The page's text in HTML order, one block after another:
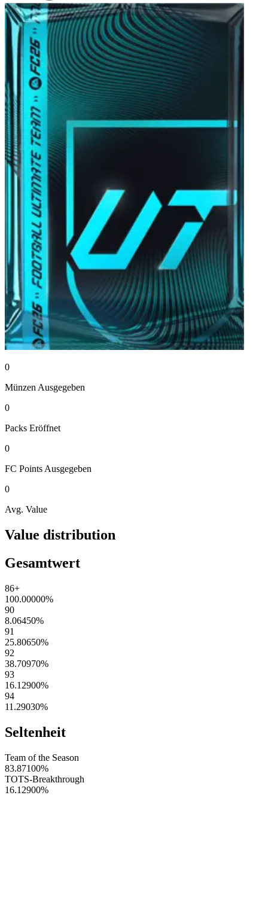
0
Münzen Ausgegeben
0
Packs Eröffnet
0
FC Points Ausgegeben
0
Avg. Value
Value distribution
Gesamtwert
86+
100.00000%
90
8.06450%
91
25.80650%
92
38.70970%
93
16.12900%
94
11.29030%
Seltenheit
Team of the Season
83.87100%
TOTS-Breakthrough
16.12900%